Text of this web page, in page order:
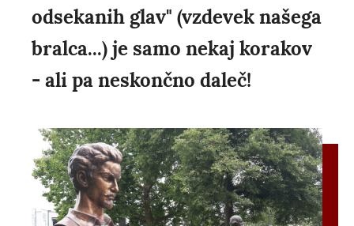
odsekanih glav" (vzdevek našega
bralca...) je samo nekaj korakov
- ali pa neskončno daleč!